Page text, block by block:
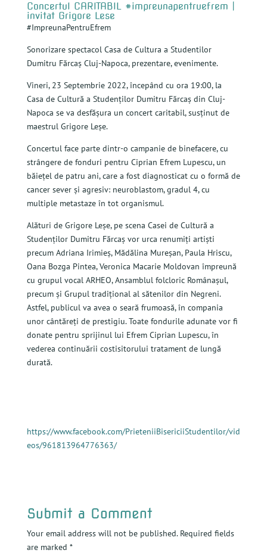
Concertul CARITABIL #impreunapentruefrem |
invitat Grigore Lese
#ImpreunaPentruEfrem
Sonorizare spectacol Casa de Cultura a Studentilor
Dumitru Fărcaș Cluj-Napoca, prezentare, evenimente.
Vineri, 23 Septembrie 2022, începând cu ora 19:00, la
Casa de Cultură a Studenților Dumitru Fărcaș din Cluj-
Napoca se va desfășura un concert caritabil, susținut de
maestrul Grigore Leșe.
Concertul face parte dintr-o campanie de binefacere, cu
strângere de fonduri pentru Ciprian Efrem Lupescu, un
băiețel de patru ani, care a fost diagnosticat cu o formă de
cancer sever și agresiv: neuroblastom, gradul 4, cu
multiple metastaze în tot organismul.
Alături de Grigore Leșe, pe scena Casei de Cultură a
Studenților Dumitru Fărcaș vor urca renumiți artiști
precum Adriana Irimieș, Mădălina Mureșan, Paula Hriscu,
Oana Bozga Pintea, Veronica Macarie Moldovan împreună
cu grupul vocal ARHEO, Ansamblul folcloric Românașul,
precum și Grupul tradițional al sătenilor din Negreni.
Astfel, publicul va avea o seară frumoasă, în compania
unor cântăreți de prestigiu. Toate fondurile adunate vor fi
donate pentru sprijinul lui Efrem Ciprian Lupescu, în
vederea continuării costisitorului tratament de lungă
durată.
https://www.facebook.com/PrieteniiBisericiiStudentilor/vid
eos/961813964776363/
Submit a Comment
Your email address will not be published. Required fields
are marked *